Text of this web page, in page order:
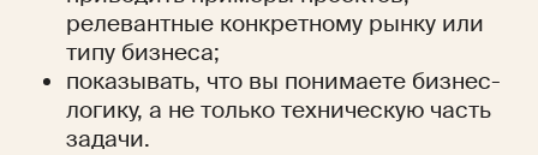
релевантные конкретному рынку или
типу бизнеса;
показывать, что вы понимаете бизнес-
логику, а не только техническую часть
задачи.